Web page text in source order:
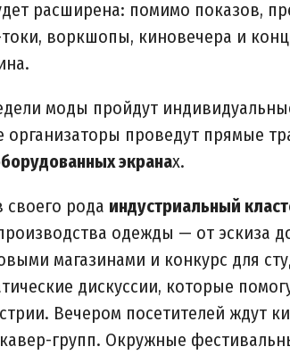
расширена: помимо показов,
воркшопы, киновечера и
моды пройдут
организаторы проведут прямые
экранах.
своего рода индустриальный
одежды — от эскиза
магазинами и конкурс для
дискуссии, которые
Вечером посетителей ждут
групп. Окружные